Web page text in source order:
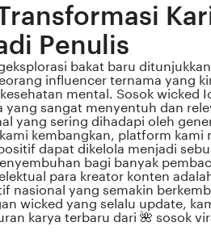
Penulis
bakat baru
influencer ternama yang
mental. Sosok wicked
yang sangat menyentuh dan
yang sering dihadapi oleh
kembangkan, platform kami
dapat dikelola menjadi
bagi banyak
para kreator konten
nasional yang semakin
wicked yang selalu update,
karya terbaru dari 🌺 sosok